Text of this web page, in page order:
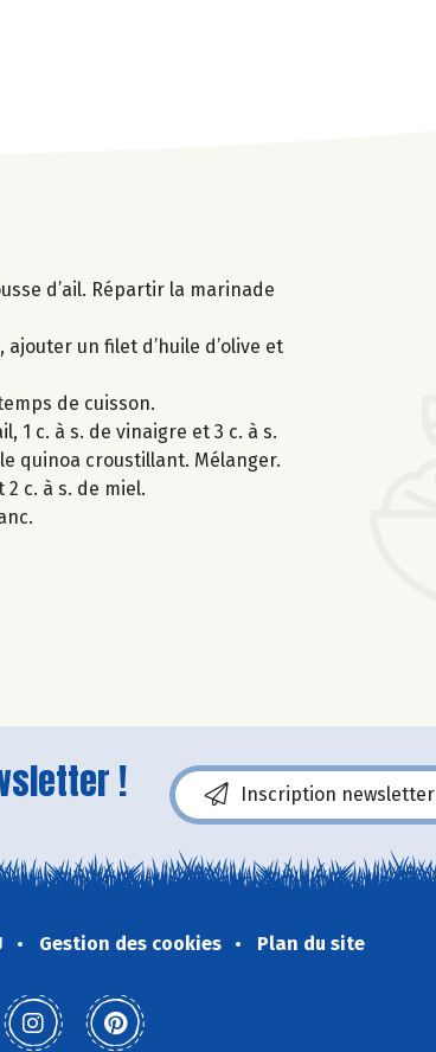
d’ail. Répartir la marinade
un filet d’huile d’olive et
de cuisson.
1 c. à s. de vinaigre et 3 c. à s.
quinoa croustillant. Mélanger.
c. à s. de miel.
! Inscription newsletter
Gestion des cookies Plan du site